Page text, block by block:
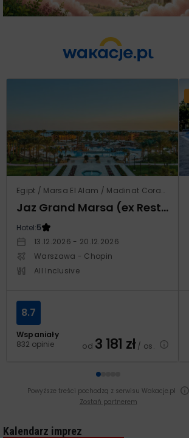
Egipt / Marsa El Alam / Madinat Coraya
Jaz Grand Marsa (ex Resta Grand Resort)
Hotel:5
13.12.2026 - 20.12.2026
Warszawa - Chopin
All Inclusive
Wspaniały
832 opinie
8.7
od 3 181 zł/ os.
Powyższe treści pochodzą z serwisu Wakacje.pl
Zostań partnerem
Kalendarz imprez